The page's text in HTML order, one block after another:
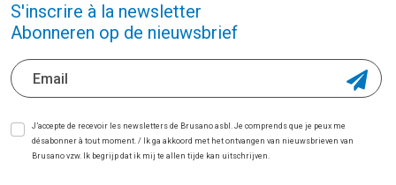
S'inscrire à la newsletter
Abonneren op de nieuwsbrief
J’accepte de recevoir les newsletters de Brusano asbl. Je comprends que je peux me
désabonner à tout moment. / Ik ga akkoord met het ontvangen van nieuwsbrieven van
Brusano vzw. Ik begrijp dat ik mij te allen tijde kan uitschrijven.